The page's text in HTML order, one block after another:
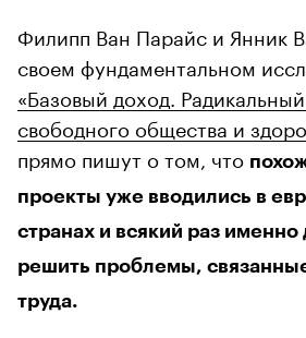
Филипп Ван Парайс и Янник
своем фундаментальном
«Базовый доход.
свободного общества и
прямо пишут о том, что
проекты уже вводились в
странах и всякий раз именно
решить проблемы,
труда.